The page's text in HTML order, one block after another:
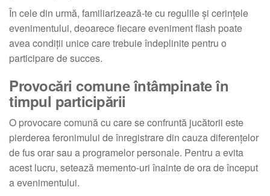
În cele din urmă, familiarizează-te cu regulile și cerințele
evenimentului, deoarece fiecare eveniment flash poate
avea condiții unice care trebuie îndeplinite pentru o
participare de succes.
Provocări comune întâmpinate în
timpul participării
O provocare comună cu care se confruntă jucătorii este
pierderea feronimului de înregistrare din cauza diferențelor
de fus orar sau a programelor personale. Pentru a evita
acest lucru, setează memento-uri înainte de ora de început
a evenimentului.